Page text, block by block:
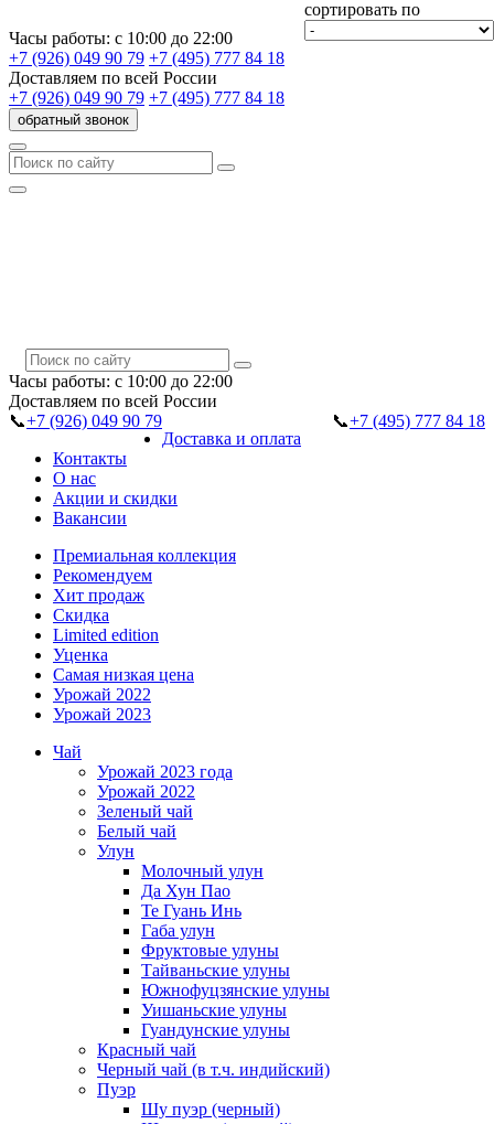
Часы работы: с 10:00 до 22:00
+7 (926) 049 90 79 +7 (495) 777 84 18
Доставляем по всей России
+7 (926) 049 90 79 +7 (495) 777 84 18
обратный звонок
Часы работы: с 10:00 до 22:00
Доставляем по всей России
📞+7 (926) 049 90 79 📞+7 (495) 777 84 18
Доставка и оплата
Контакты
О нас
Акции и скидки
Вакансии
Премиальная коллекция
Рекомендуем
Хит продаж
Скидка
Limited edition
Уценка
Самая низкая цена
Урожай 2022
Урожай 2023
Чай
Урожай 2023 года
Урожай 2022
Зеленый чай
Белый чай
Улун
Молочный улун
Да Хун Пао
Те Гуань Инь
Габа улун
Фруктовые улуны
Тайваньские улуны
Южнофуцзянские улуны
Уишаньские улуны
Гуандунские улуны
Красный чай
Черный чай (в т.ч. индийский)
Пуэр
Шу пуэр (черный)
сортировать по